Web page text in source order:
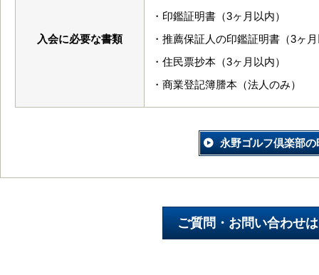
入会に必要な書類
・印鑑証明書（3ヶ月以内）
・推薦保証人の印鑑証明書（3ヶ
・住民票抄本（3ヶ月以内）
・商業登記簿謄本（法人のみ）
永野ゴルフ倶楽部の